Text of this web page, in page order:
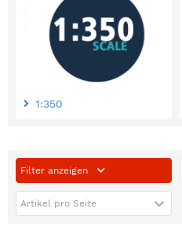
1:350
Filter anzeigen
Artikel pro Seite